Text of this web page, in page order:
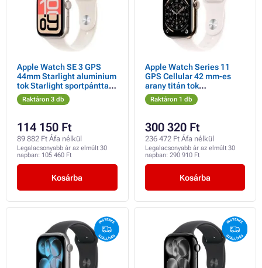
Apple Watch SE 3 GPS
44mm Starlight alumínium
tok Starlight sportpánttal -
S/M
Raktáron 3 db
114 150 Ft
89 882 Ft Áfa nélkül
Legalacsonyabb ár az elmúlt 30
napban: 105 460 Ft
Kosárba
Apple Watch Series 11
GPS Cellular 42 mm-es
arany titán tok
világospiros sportpánttal -
S/M
Raktáron 1 db
300 320 Ft
236 472 Ft Áfa nélkül
Legalacsonyabb ár az elmúlt 30
napban: 290 910 Ft
Kosárba